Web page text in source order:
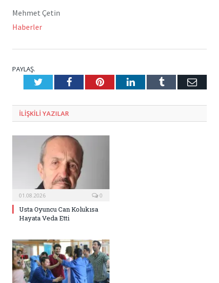
Mehmet Çetin
Haberler
PAYLAŞ.
TwitterFacebookPinterestLinkedInTumblr E-
ILIŞKILI YAZILAR
01.08.2026 0
Usta Oyuncu Can Kolukısa
Hayata Veda Etti